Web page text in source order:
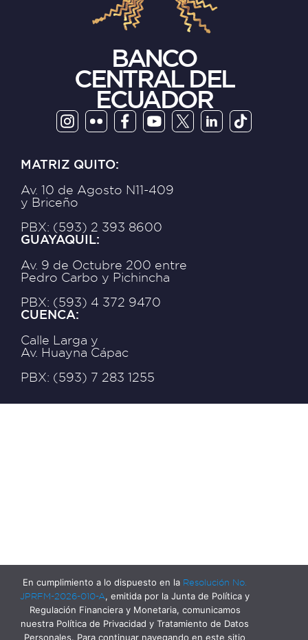
BANCO
CENTRAL DEL
ECUADOR
MATRIZ QUITO:
Av. 10 de Agosto N11-409
y Briceño
PBX: (593) 2 393 8600
GUAYAQUIL:
Av. 9 de Octubre 200 entre
Pedro Carbo y Pichincha
PBX: (593) 4 372 9470
CUENCA:
Calle Larga y
Av. Huayna Cápac
PBX: (593) 7 283 1255
En cumplimiento a lo dispuesto en la Resolución No.
JPRFM-2026-010-A, emitida por la Junta de Política y
Regulación Financiera y Monetaria, comunicamos
nuestra Política de Privacidad y Tratamiento de Datos
Personales. Para continuar navegando en este sitio